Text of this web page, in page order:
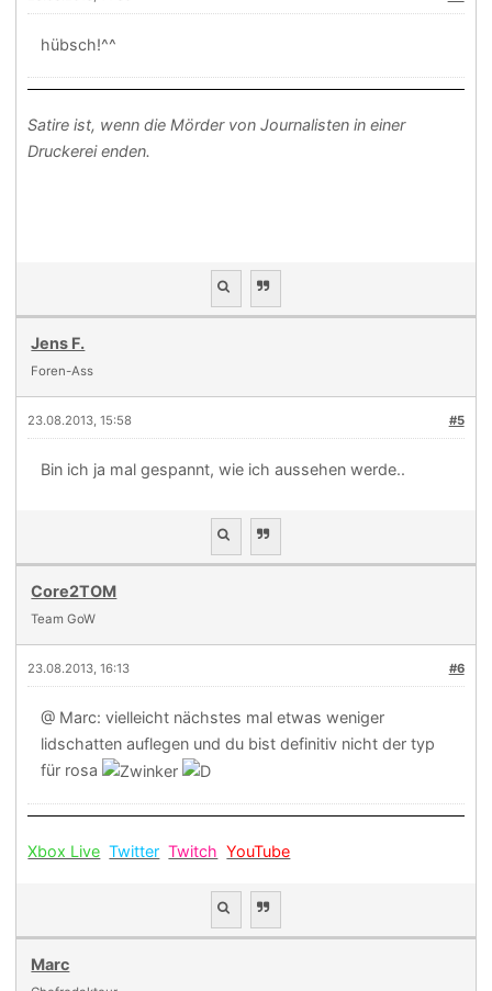
hübsch!^^
Satire ist, wenn die Mörder von Journalisten in einer
Druckerei enden.
Jens F.
Foren-Ass
#5
23.08.2013, 15:58
Bin ich ja mal gespannt, wie ich aussehen werde..
Core2TOM
Team GoW
#6
23.08.2013, 16:13
@ Marc: vielleicht nächstes mal etwas weniger
lidschatten auflegen und du bist definitiv nicht der typ
für rosa
Xbox Live Twitter Twitch YouTube
Marc